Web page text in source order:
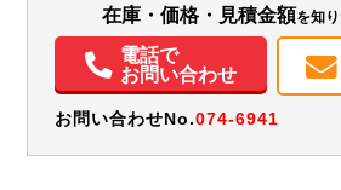
パワステ パワーウィンドウ ABS
電動格納ミラー
取扱説明書（一部含む）
在庫・価格・見積金額を知
電話で
お問い合わせ
お問い合わせNo.074-6941